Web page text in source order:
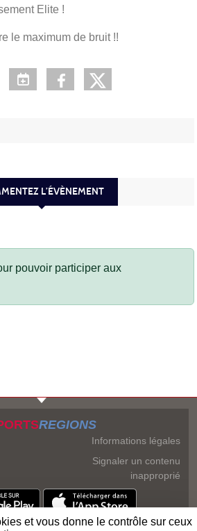
Elite !
le maximum de bruit !!
L’ÉVÈNEMENT
pouvoir participer aux
REGIONS
Informations légales
Signaler un contenu
inapproprié
et vous donne le contrôle sur ceux